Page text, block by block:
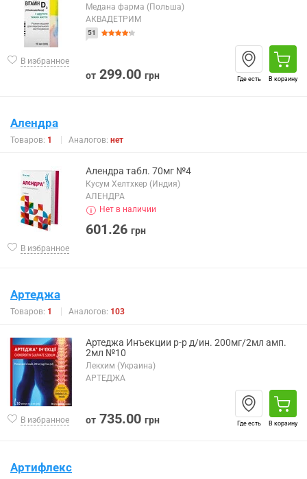
В избранное
Медана фарма (Польша)
АКВАДЕТРИМ
51
от 299.00 грн Где есть В корзину
Алендра
Товаров: 1 Аналогов: нет
В избранное
Алендра табл. 70мг №4
Кусум Хелтхкер (Индия)
АЛЕНДРА
Нет в наличии
601.26 грн
Артеджа
Товаров: 1 Аналогов: 103
В избранное
Артеджа Инъекции р-р д/ин. 200мг/2мл амп.
2мл №10
Лекхим (Украина)
АРТЕДЖА
от 735.00 грн Где есть В корзину
Артифлекс